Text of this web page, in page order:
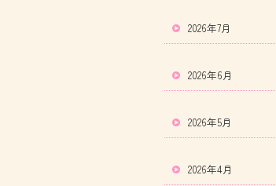
2026年7月
2026年6月
2026年5月
2026年4月